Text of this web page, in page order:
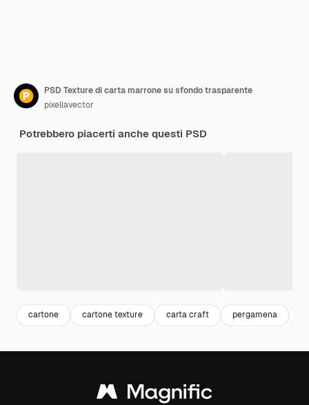
PSD Texture di carta marrone su sfondo trasparente
pixellavector
Potrebbero piacerti anche questi PSD
cartone cartone texture carta craft pergamena